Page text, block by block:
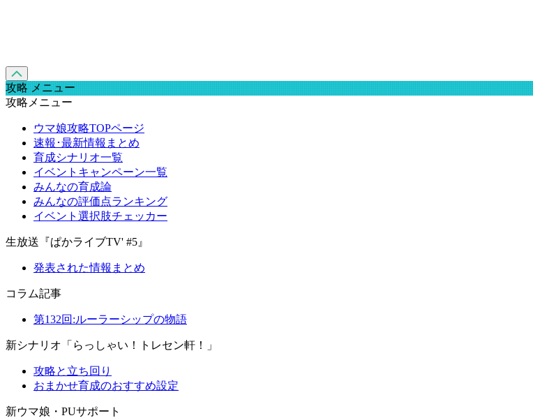
攻略 メニュー
攻略メニュー
ウマ娘攻略TOPページ
速報･最新情報まとめ
育成シナリオ一覧
イベントキャンペーン一覧
みんなの育成論
みんなの評価点ランキング
イベント選択肢チェッカー
生放送『ぱかライブTV' #5』
発表された情報まとめ
コラム記事
第132回:ルーラーシップの物語
新シナリオ「らっしゃい！トレセン軒！」
攻略と立ち回り
おまかせ育成のおすすめ設定
新ウマ娘・PUサポート